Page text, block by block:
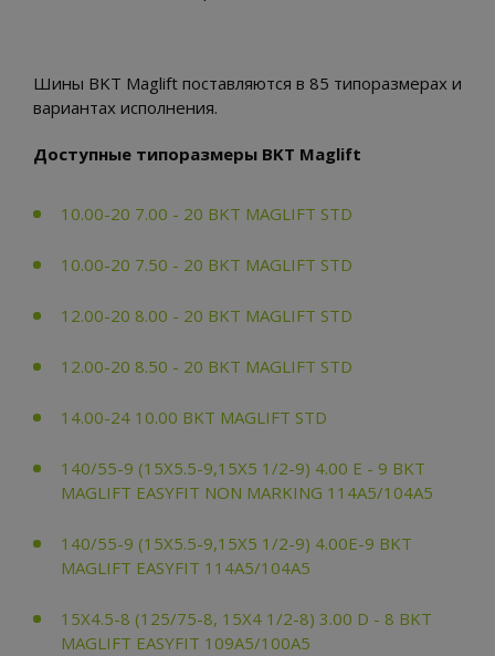
Шины BKT Maglift поставляются в 85 типоразмерах и
вариантах исполнения.
Доступные типоразмеры BKT Maglift
10.00-20 7.00 - 20 BKT MAGLIFT STD
10.00-20 7.50 - 20 BKT MAGLIFT STD
12.00-20 8.00 - 20 BKT MAGLIFT STD
12.00-20 8.50 - 20 BKT MAGLIFT STD
14.00-24 10.00 BKT MAGLIFT STD
140/55-9 (15X5.5-9,15X5 1/2-9) 4.00 E - 9 BKT
MAGLIFT EASYFIT NON MARKING 114A5/104A5
140/55-9 (15X5.5-9,15X5 1/2-9) 4.00E-9 BKT
MAGLIFT EASYFIT 114A5/104A5
15X4.5-8 (125/75-8, 15X4 1/2-8) 3.00 D - 8 BKT
MAGLIFT EASYFIT 109A5/100A5